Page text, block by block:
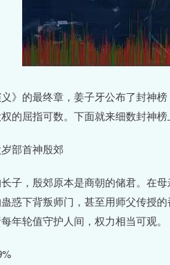
》的最终章，姜子牙公布了封神
的屈指可数。下面就来细数封神榜
部首神殷郊
子，殷郊原本是商朝的储君。在
惑下背叛师门，甚至用师父传授
年轮值守护人间，权力相当可观。